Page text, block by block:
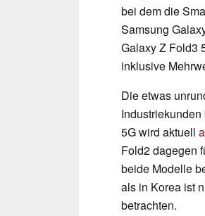
bei dem die
Samsung
Galaxy Z Fold3
inklusive
Die etwas
5G wird aktuell
Fold2 dagegen
beide Modelle
als in Korea ist
betrachten.